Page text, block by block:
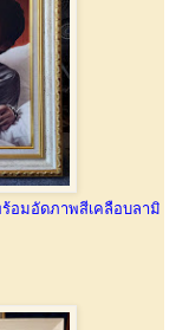
อมอัดภาพสีเคลือบลามิ